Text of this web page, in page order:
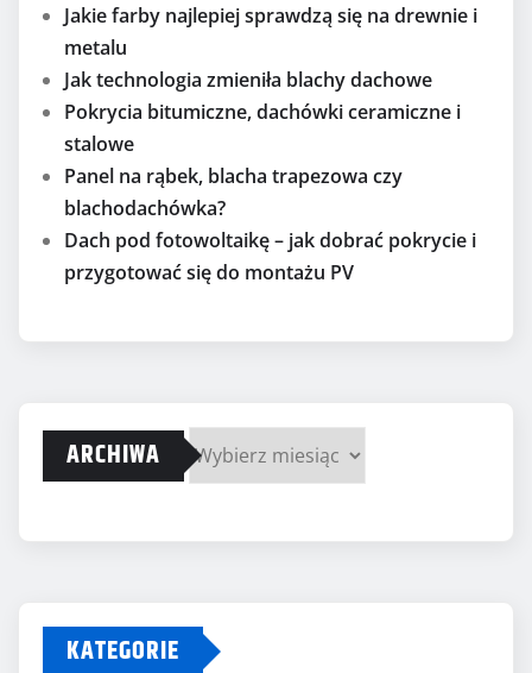
Jakie farby najlepiej sprawdzą się na drewnie i
metalu
Jak technologia zmieniła blachy dachowe
Pokrycia bitumiczne, dachówki ceramiczne i
stalowe
Panel na rąbek, blacha trapezowa czy
blachodachówka?
Dach pod fotowoltaikę – jak dobrać pokrycie i
przygotować się do montażu PV
ARCHIWA
KATEGORIE